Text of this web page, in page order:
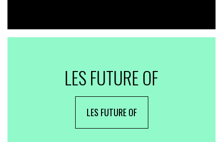
LES FUTURE OF
LES FUTURE OF